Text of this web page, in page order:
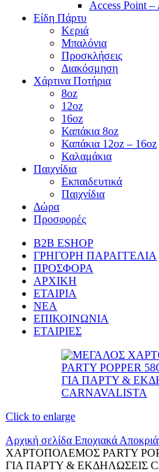
Access Point –
Είδη Πάρτυ
Κεριά
Μπαλόνια
Προσκλήσεις
Διακόσμηση
Χάρτινα Ποτήρια
8oz
12oz
16oz
Καπάκια 8oz
Καπάκια 12oz – 16oz
Καλαμάκια
Παιχνίδια
Εκπαιδευτικά
Παιχνίδια
Δώρα
Προσφορές
B2B ESHOP
ΓΡΗΓΟΡΗ ΠΑΡΑΓΓΕΛΙΑ
ΠΡΟΣΦΟΡΑ
ΑΡΧΙΚΗ
ΕΤΑΙΡΙΑ
ΝΕΑ
ΕΠΙΚΟΙΝΩΝΙΑ
ΕΤΑΙΡΙΕΣ
Click to enlarge
Αρχική σελίδα Εποχιακά
ΧΑΡΤΟΠΟΛΕΜΟΣ PARTY
ΓΙΑ ΠΑΡΤΥ & ΕΚΔΗΛΩΣΕΙΣ